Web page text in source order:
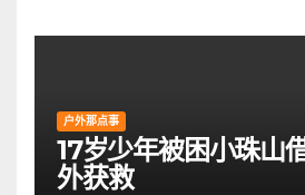
户外那点事
17岁少年被困小珠山
外获救